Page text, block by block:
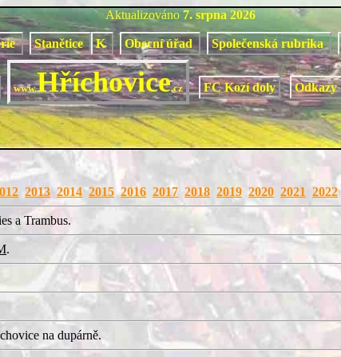
Aktualizováno 7. srpna 2026
Stanětice K Obecní úřad Společenská rubrika
www.Hříchovice.cz FC Kozí doly Odkazy
2013 2014 2015 2016 2017 2018 2019 2020 2021 2022
a Trambus.
.
na dupárně.